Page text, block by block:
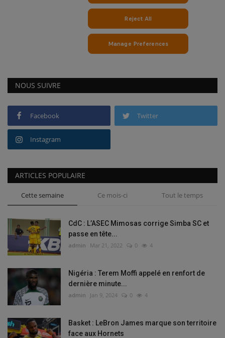
NOUS SUIVRE
Facebook Twitter
Instagram
ARTICLES POPULAIRE
Cette semaine Ce mois-ci Tout le temps
CdC : L’ASEC Mimosas corrige Simba SC et
passe en tête...
admin Mar 21, 2022 0 4
Nigéria : Terem Moffi appelé en renfort de
dernière minute...
admin Jan 9, 2024 0 4
Basket : LeBron James marque son territoire
face aux Hornets